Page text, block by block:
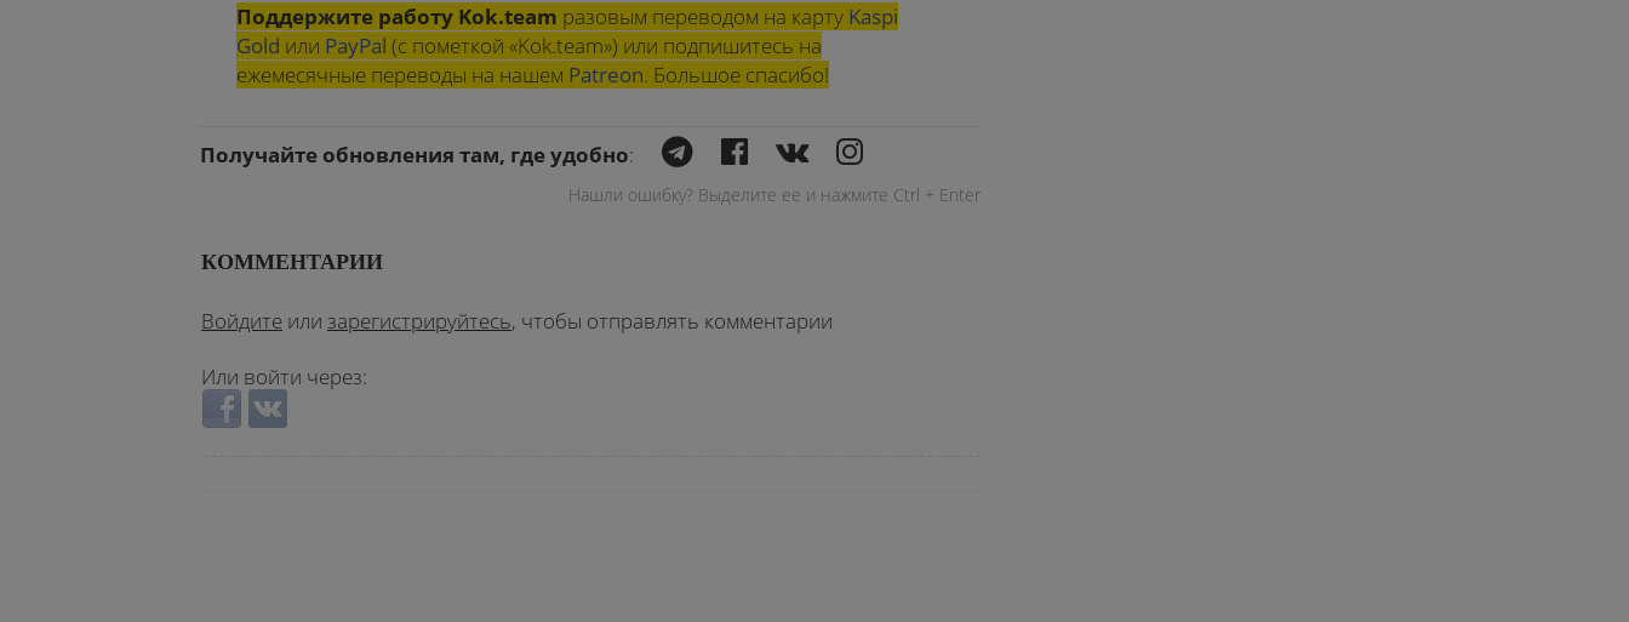
Поддержите работу Kok.team разовым переводом на карту Kaspi
Gold или PayPal (с пометкой «Kok.team») или подпишитесь на
ежемесячные переводы на нашем Patreon. Большое спасибо!
Получайте обновления там, где удобно:
Нашли ошибку? Выделите ее и нажмите Ctrl + Enter
КОММЕНТАРИИ
Войдите или зарегистрируйтесь, чтобы отправлять комментарии
Или войти через:
Login with Facebook
Login with ВКонтакте